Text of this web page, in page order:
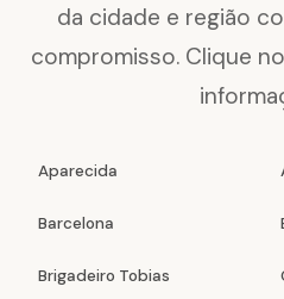
da cidade e região
compromisso. Clique
Aparecida
Barcelona
Brigadeiro Tobias